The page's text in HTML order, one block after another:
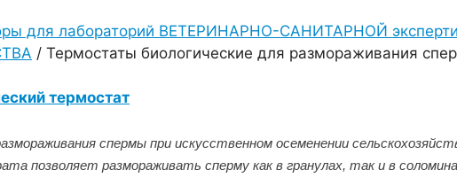
для лабораторий ВЕТЕРИНАРНО-САНИТАРНОЙ
/ Термостаты биологические для размораживания
термостат
спермы при искусственном осеменении
позволяет размораживать сперму как в гранулах, так и в